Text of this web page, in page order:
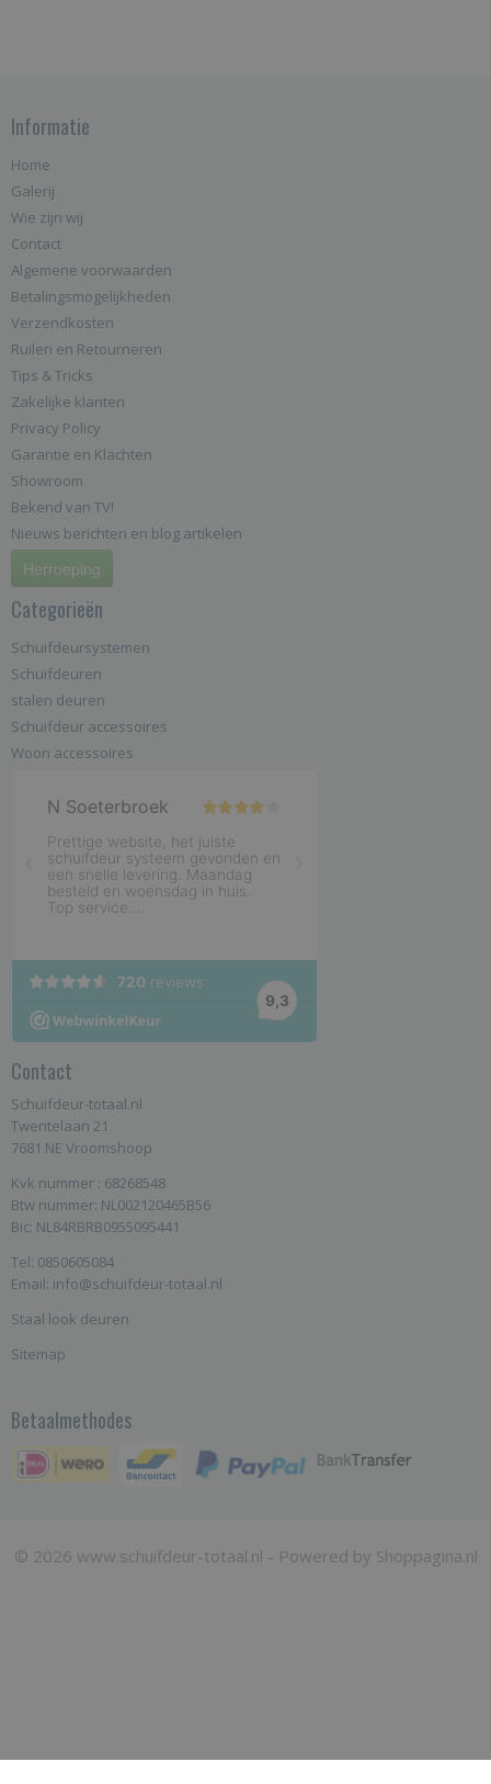
Informatie
Home
Galerij
Wie zijn wij
Contact
Algemene voorwaarden
Betalingsmogelijkheden
Verzendkosten
Ruilen en Retourneren
Tips & Tricks
Zakelijke klanten
Privacy Policy
Garantie en Klachten
Showroom
Bekend van TV!
Nieuws berichten en blog artikelen
Herroeping
Categorieën
Schuifdeursystemen
Schuifdeuren
stalen deuren
Schuifdeur accessoires
Woon accessoires
Contact
Schuifdeur-totaal.nl
Twentelaan 21
7681 NE Vroomshoop
Kvk nummer : 68268548
Btw nummer: NL002120465B56
Bic: NL84RBRB0955095441
Tel: 0850605084
Email: info@schuifdeur-totaal.nl
Staal look deuren
Sitemap
Betaalmethodes
© 2026 www.schuifdeur-totaal.nl - Powered by Shoppagina.nl